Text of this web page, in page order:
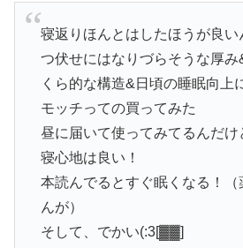
寝返りほんとはしたほうが良い
つ伏せにはなりづらそうな厚み
くら的な構造&日頃の睡眠向上
モッチっての買ってみた
昼に届いて使ってみてるんだけ
寝心地は良い！
本読んでるとすぐ眠くなる！
んが）
そして、でかい(:3[▓▓]